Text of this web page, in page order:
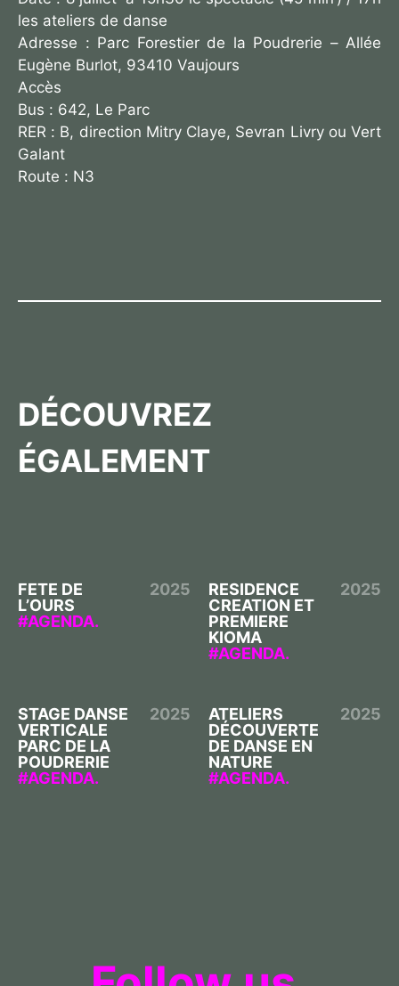
les ateliers de danse
Adresse : Parc Forestier de la Poudrerie – Allée
Eugène Burlot, 93410 Vaujours
Accès
Bus : 642, Le Parc
RER : B, direction Mitry Claye, Sevran Livry ou Vert
Galant
Route : N3
DÉCOUVREZ
ÉGALEMENT
FETE DE
L’OURS
AGENDA.
2025
RESIDENCE
CREATION ET
PREMIERE
KIOMA
AGENDA.
2025
STAGE DANSE
VERTICALE
PARC DE LA
POUDRERIE
AGENDA.
2025
ATELIERS
DÉCOUVERTE
DE DANSE EN
NATURE
AGENDA.
2025